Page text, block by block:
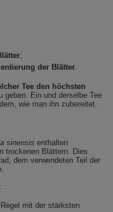
,
der Blätter.
Tee den höchsten
geben. Ein und derselbe Tee
wie man ihn zubereitet.
sinensis enthalten
trockenen Blättern. Dies
dem verwendeten Teil der
mit der stärksten